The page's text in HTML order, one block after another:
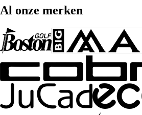
Al onze merken